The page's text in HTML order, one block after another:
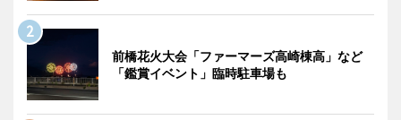
前橋花火大会「ファーマーズ高崎棟高」など
「鑑賞イベント」臨時駐車場も